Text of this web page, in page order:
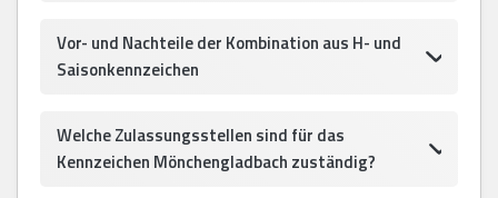
Vor- und Nachteile der Kombination aus H- und
Saisonkennzeichen
Welche Zulassungsstellen sind für das
Kennzeichen Mönchengladbach zuständig?